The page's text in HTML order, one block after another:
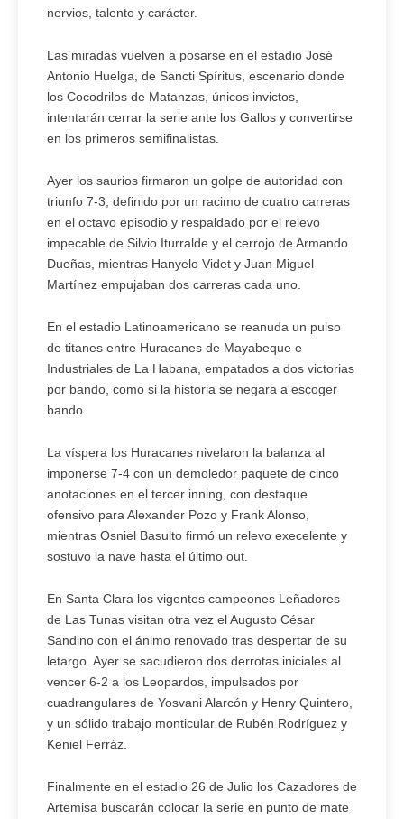
nervios, talento y carácter.
Las miradas vuelven a posarse en el estadio José
Antonio Huelga, de Sancti Spíritus, escenario donde
los Cocodrilos de Matanzas, únicos invictos,
intentarán cerrar la serie ante los Gallos y convertirse
en los primeros semifinalistas.
Ayer los saurios firmaron un golpe de autoridad con
triunfo 7-3, definido por un racimo de cuatro carreras
en el octavo episodio y respaldado por el relevo
impecable de Silvio Iturralde y el cerrojo de Armando
Dueñas, mientras Hanyelo Videt y Juan Miguel
Martínez empujaban dos carreras cada uno.
En el estadio Latinoamericano se reanuda un pulso
de titanes entre Huracanes de Mayabeque e
Industriales de La Habana, empatados a dos victorias
por bando, como si la historia se negara a escoger
bando.
La víspera los Huracanes nivelaron la balanza al
imponerse 7-4 con un demoledor paquete de cinco
anotaciones en el tercer inning, con destaque
ofensivo para Alexander Pozo y Frank Alonso,
mientras Osniel Basulto firmó un relevo execelente y
sostuvo la nave hasta el último out.
En Santa Clara los vigentes campeones Leñadores
de Las Tunas visitan otra vez el Augusto César
Sandino con el ánimo renovado tras despertar de su
letargo. Ayer se sacudieron dos derrotas iniciales al
vencer 6-2 a los Leopardos, impulsados por
cuadrangulares de Yosvani Alarcón y Henry Quintero,
y un sólido trabajo monticular de Rubén Rodríguez y
Keniel Ferráz.
Finalmente en el estadio 26 de Julio los Cazadores de
Artemisa buscarán colocar la serie en punto de mate